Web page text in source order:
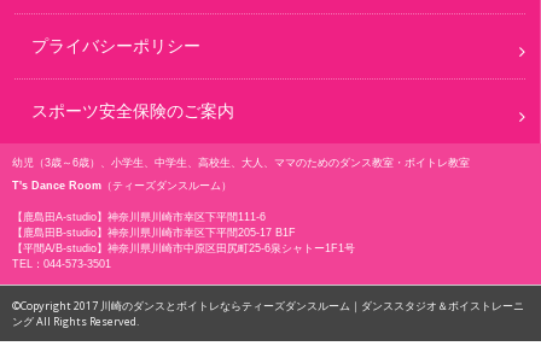
プライバシーポリシー
スポーツ安全保険のご案内
幼児（3歳～6歳）、小学生、中学生、高校生、大人、ママのためのダンス教室・ボイトレ教室
T's Dance Room （ティーズダンスルーム）
【鹿島田A-studio】 神奈川県川崎市幸区下平間111-6
【鹿島田B-studio】 神奈川県川崎市幸区下平間205-17 B1F
【平間A/B-studio】 神奈川県川崎市中原区田尻町25-6泉シャトー1F1号
TEL： 044-573-3501
©Copyright 2017 川崎のダンスとボイトレならティーズダンスルーム｜ダンススタジオ＆ボイストレーニ
ング All Rights Reserved.